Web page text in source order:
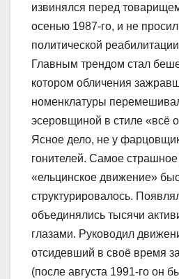
извинялся перед
осенью 1987-го, и не
политической
Главным трендом стал
котором обличения
номенклатуры
эсеровщиной в стиле «всё
Ясное дело, не у
гонителей. Самое страшное
«ельцинское движение»
структурировалось.
объединялись тысячи
глазами. Руководил
отсидевший в своё время
(после августа 1991-го он